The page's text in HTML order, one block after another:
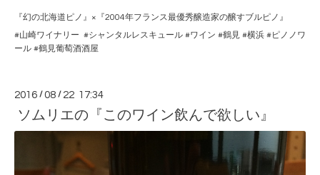
『幻の北海道ピノ』×『2004年フランス最優秀醸造家の醸すブルピノ』
#山崎ワイナリー #シャンタルレスキュール #ワイン #鶴見 #横浜 #ピノノワ
ール #鶴見葡萄酒酒屋
2016 /08 / 22 17:34
ソムリエの『このワイン飲んで欲しい』